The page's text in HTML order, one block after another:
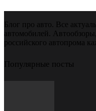
Блог про авто. Все
автомобилей.
российского автопрома
Популярные посты